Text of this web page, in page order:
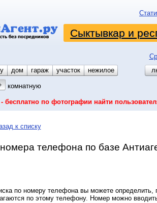
Сыктывкар и
койко-место
дом гараж участок
нежилое
комнатную
- бесплатно по фотографии найти
к списку
телефона по базе
по номеру телефона вы можете определить,
по этому телефону. Номер можно